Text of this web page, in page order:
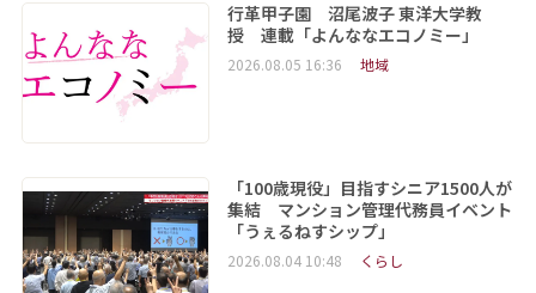
行革甲子園 沼尾波子 東洋大学教
授 連載「よんななエコノミー」
2026.08.05 16:36 地域
「100歳現役」目指すシニア1500人が
集結 マンション管理代務員イベント
「うぇるねすシップ」
2026.08.04 10:48 くらし